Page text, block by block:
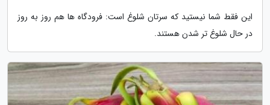
این فقط شما نیستید که سرتان شلوغ است: فرودگاه ها هم روز به روز
در حال شلوغ تر شدن هستند.